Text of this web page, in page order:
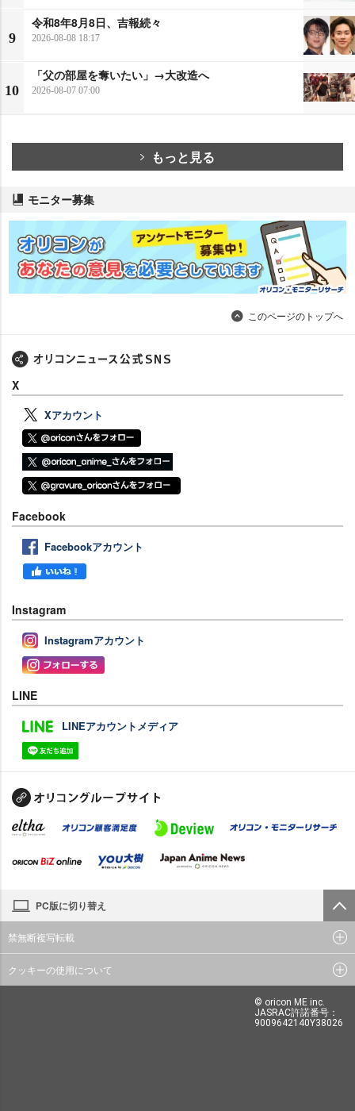
9
令和8年8月8日、吉報続々
2026-08-08 18:17
10
「父の部屋を奪いたい」→大改造へ
2026-08-07 07:00
もっと見る
モニター募集
このページのトップへ
X
Xアカウント
Facebook
Facebookアカウント
Instagram
Instagramアカウント
LINE
LINEアカウントメディア
PC版に切り替え
禁無断複写転載
クッキーの使用について
© oricon ME inc.
JASRAC許諾番号：
9009642140Y38026